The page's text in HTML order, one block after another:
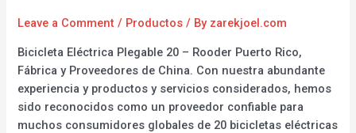
Leave a Comment / Productos / By zarekjoel.com
Bicicleta Eléctrica Plegable 20 – Rooder Puerto Rico,
Fábrica y Proveedores de China. Con nuestra abundante
experiencia y productos y servicios considerados, hemos
sido reconocidos como un proveedor confiable para
muchos consumidores globales de 20 bicicletas eléctricas